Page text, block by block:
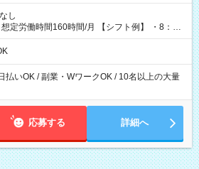
し
間160時間/月 【シフト例】 ・8：00
払いOK / 副業・WワークOK / 10名以上の大量
応募する 詳細へ